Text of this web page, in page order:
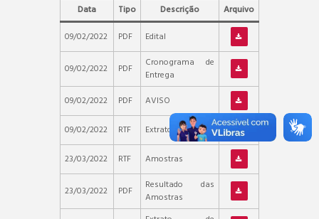
Data
Tipo Descrição
Arquivo
09/02/2022
PDF Edital
09/02/2022 PDF
Cronograma de
Entrega
09/02/2022
PDF AVISO
09/02/2022 RTF Extrato
23/03/2022 RTF Amostras
23/03/2022 PDF
Resultado das
Amostras